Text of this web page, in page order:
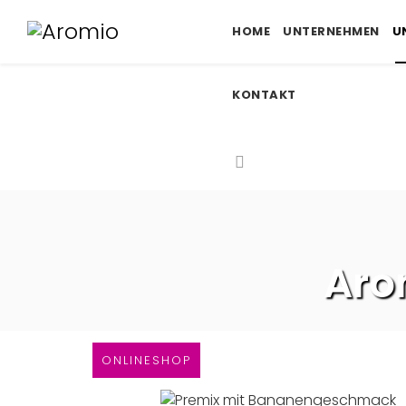
HOME UNTERNEHMEN
KONTAKT
ONLINESHOP